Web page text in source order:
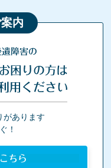
内
障害の
困りの方は
用ください
があります
！
ちら